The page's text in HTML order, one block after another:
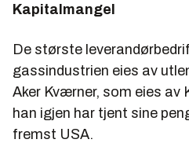
Kapitalmangel
De største
gassindustrien eies av
Aker Kværner, som eies av
han igjen har tjent sine
fremst USA.